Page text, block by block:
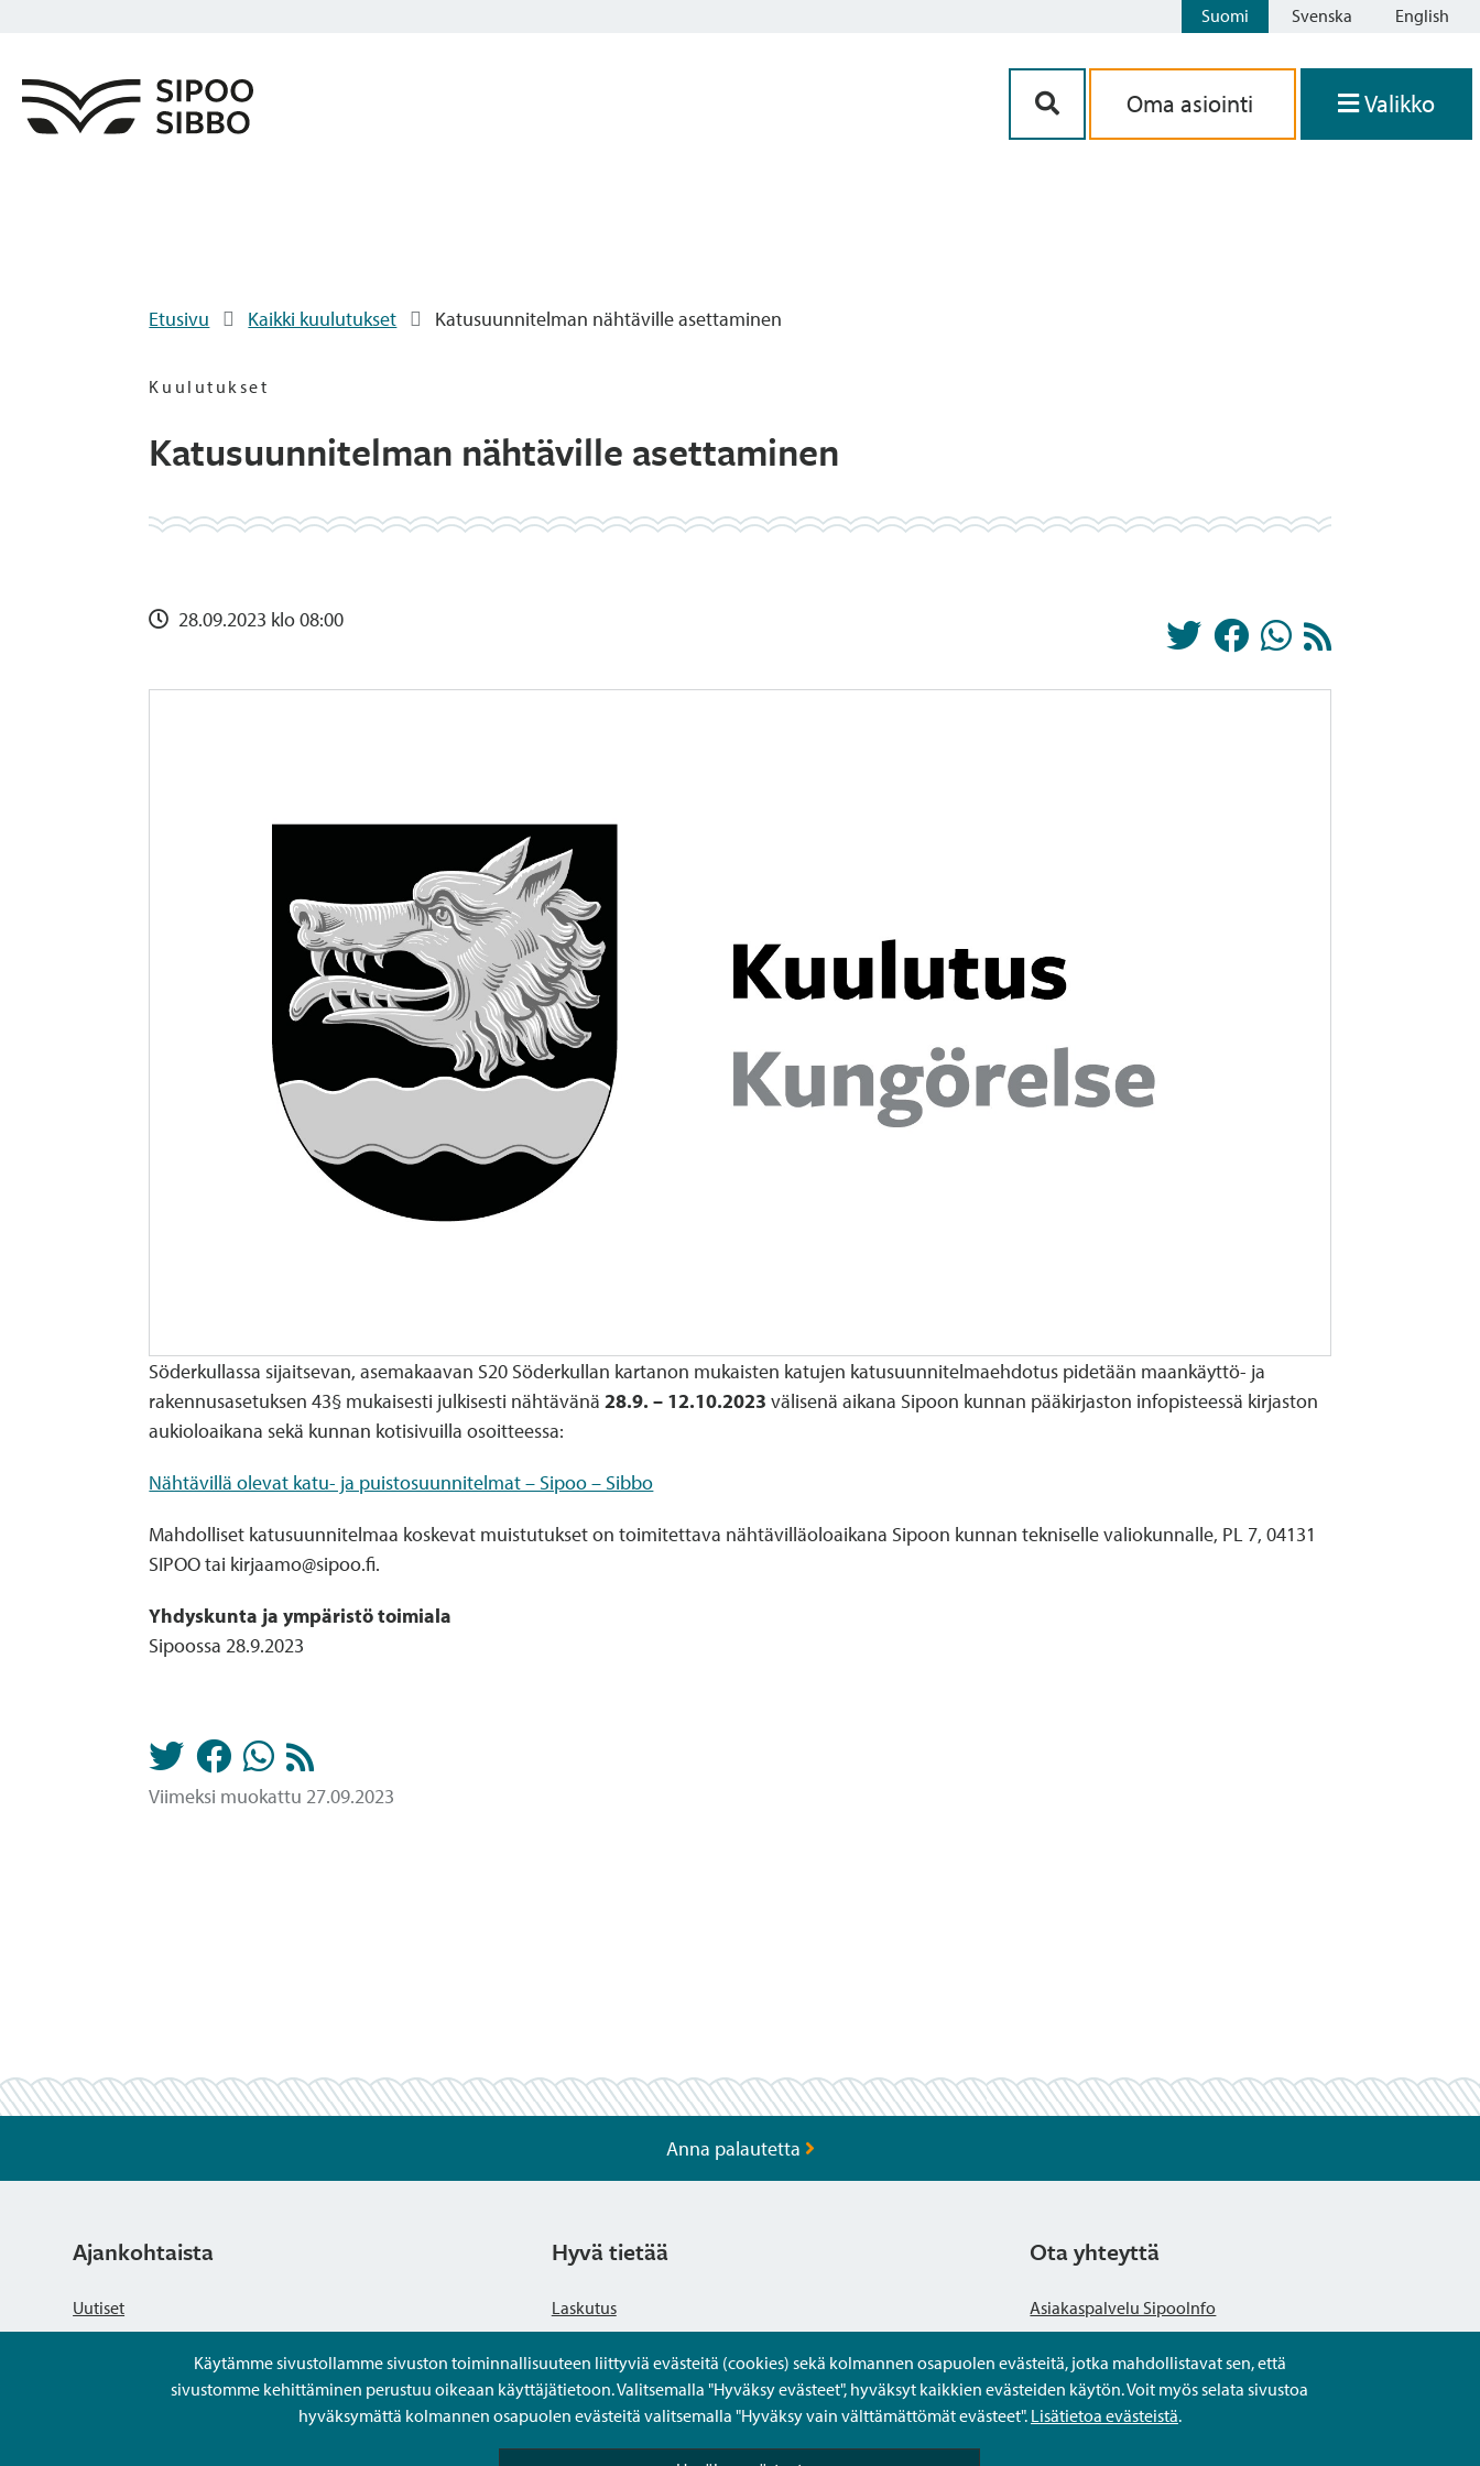
Suomi Svenska English
Oma asiointi Valikko
Etusivu Kaikki kuulutukset Katusuunnitelman nähtäville asettaminen
Kuulutukset
Katusuunnitelman nähtäville asettaminen
28.09.2023 klo 08:00
Söderkullassa sijaitsevan, asemakaavan S20 Söderkullan kartanon mukaisten katujen katusuunnitelmaehdotus pidetään maankäyttö- ja
rakennusasetuksen 43§ mukaisesti julkisesti nähtävänä28.9. – 12.10.2023 välisenä aikana Sipoon kunnan pääkirjaston infopisteessä kirjaston
aukioloaikana sekä kunnan kotisivuilla osoitteessa:
Nähtävillä olevat katu- ja puistosuunnitelmat – Sipoo – Sibbo
Mahdolliset katusuunnitelmaa koskevat muistutukset on toimitettava nähtävilläoloaikana Sipoon kunnan tekniselle valiokunnalle, PL 7, 04131
SIPOO tai kirjaamo@sipoo.fi.
Yhdyskunta ja ympäristö toimiala
Sipoossa 28.9.2023
Viimeksi muokattu 27.09.2023
Käytämme sivustollamme sivuston toiminnallisuuteen liittyviä evästeitä (cookies) sekä kolmannen osapuolen evästeitä, jotka mahdollistavat sen, että
sivustomme kehittäminen perustuu oikeaan käyttäjätietoon. Valitsemalla "Hyväksy evästeet", hyväksyt kaikkien evästeiden käytön. Voit myös selata sivustoa
hyväksymättä kolmannen osapuolen evästeitä valitsemalla "Hyväksy vain välttämättömät evästeet". Lisätietoa evästeistä.
Anna palautetta
Ajankohtaista
Uutiset
Hyvä tietää
Laskutus
Tietosuojaseloste
Saavutettavuusseloste
Ota yhteyttä
Asiakaspalvelu SipooInfo
Anna palautetta nimettömästi
Kysy tai asioi